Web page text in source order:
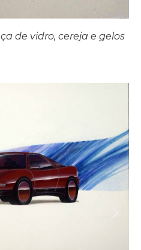
de vidro, cereja e gelos